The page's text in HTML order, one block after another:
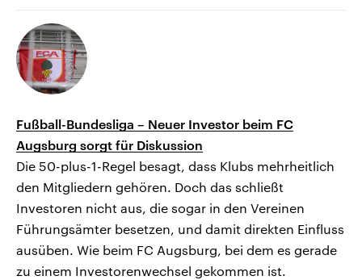
Fußball-Bundesliga – Neuer Investor beim FC
Augsburg sorgt für Diskussion
Die 50-plus-1-Regel besagt, dass Klubs mehrheitlich
den Mitgliedern gehören. Doch das schließt
Investoren nicht aus, die sogar in den Vereinen
Führungsämter besetzen, und damit direkten Einfluss
ausüben. Wie beim FC Augsburg, bei dem es gerade
zu einem Investorenwechsel gekommen ist.